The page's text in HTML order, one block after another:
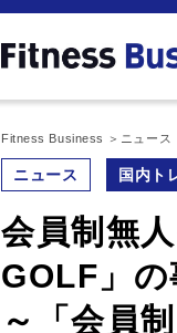
Fitness Business ニュース
ニュース 国内ト
会員制無
GOLF」
～「会員